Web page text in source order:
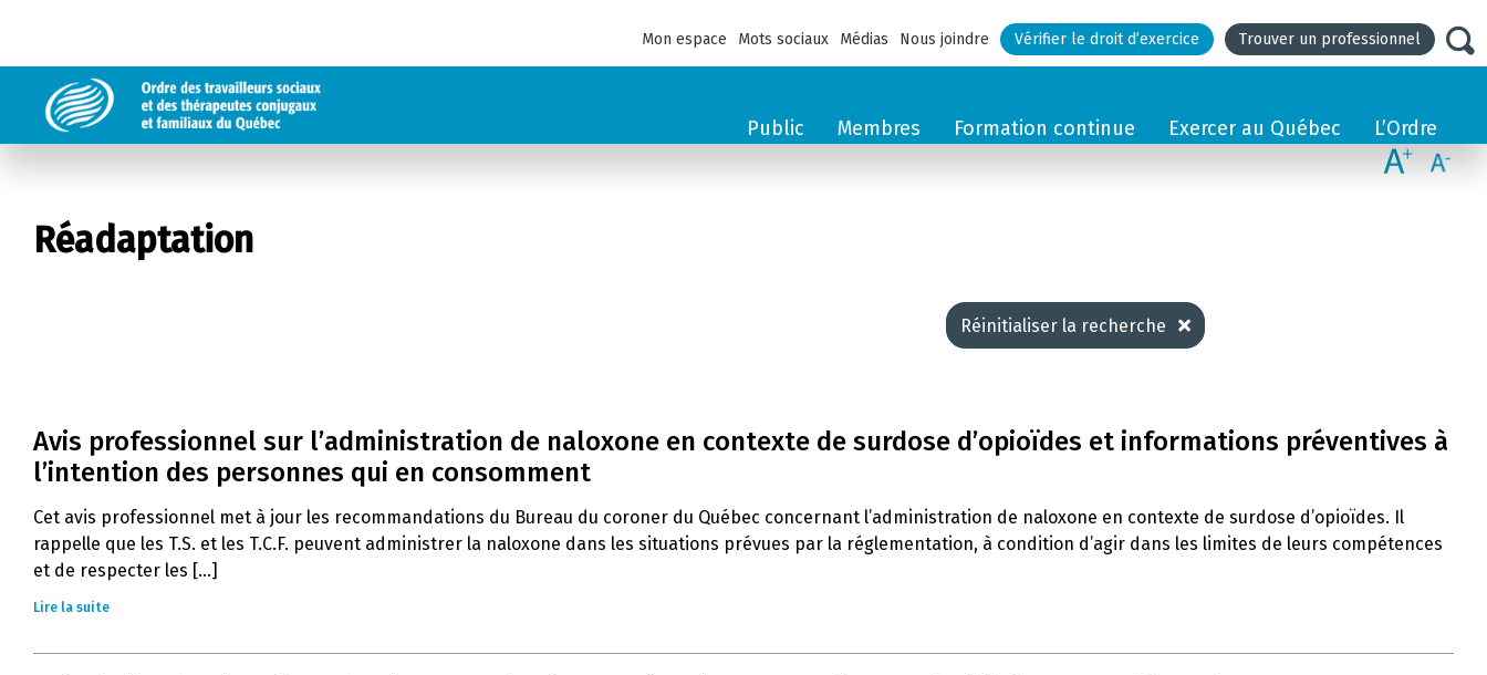
Mon espace Mots sociaux Médias Nous joindre Vérifier le droit d’exercice Trouver un professionnel
Public Membres Formation continue Exercer au Québec L’Ordre
Réadaptation
Réinitialiser la recherche
Avis professionnel sur l’administration de naloxone en contexte de surdose d’opioïdes et informations préventives à
l’intention des personnes qui en consomment
Cet avis professionnel met à jour les recommandations du Bureau du coroner du Québec concernant l’administration de naloxone en contexte de surdose d’opioïdes. Il
rappelle que les T.S. et les T.C.F. peuvent administrer la naloxone dans les situations prévues par la réglementation, à condition d’agir dans les limites de leurs compétences
et de respecter les [...]
Lire la suite